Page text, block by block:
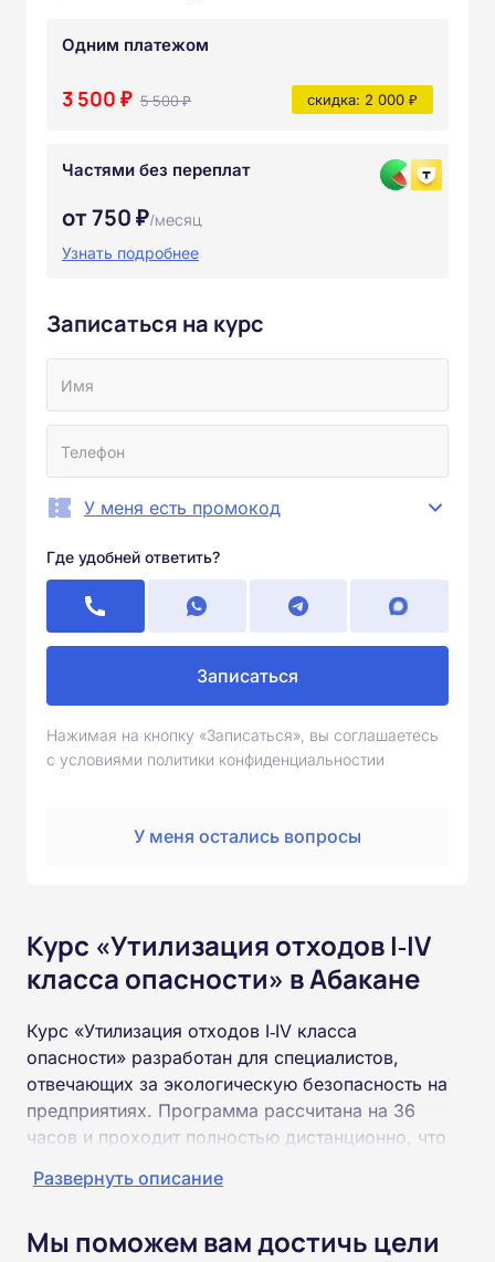
Одним платежом
3 500 ₽ 5 500 ₽ скидка: 2 000 ₽
Частями без переплат
от 750 ₽/месяц
Узнать подробнее
Записаться на курс
У меня есть промокод
Где удобней ответить?
Записаться
Нажимая на кнопку «Записаться», вы соглашаетесь
с условиями политики конфиденциальностии
У меня остались вопросы
Курс «Утилизация отходов I‑IV
класса опасности» в Абакане
Курс «Утилизация отходов I‑IV класса
опасности» разработан для специалистов,
отвечающих за экологическую безопасность на
предприятиях. Программа рассчитана на 36
часов и проходит полностью дистанционно, что
трудовой деятельностью.
Слушатели ознакомятся с основами
Развернуть описание
Мы поможем вам достичь цели